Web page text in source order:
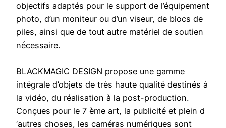
objectifs adaptés pour le support de l’équipement
photo, d’un moniteur ou d’un viseur, de blocs de
piles, ainsi que de tout autre matériel de soutien
nécessaire.
BLACKMAGIC DESIGN propose une gamme
intégrale d’objets de très haute qualité destinés à
la vidéo, du réalisation à la post-production.
Conçues pour le 7 ème art, la publicité et plein d
‘autres choses, les caméras numériques sont